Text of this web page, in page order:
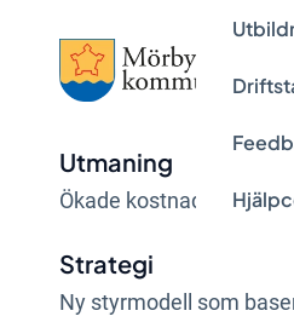
Utmaning
Ökade kostnader och
Strategi
Ny styrmodell som